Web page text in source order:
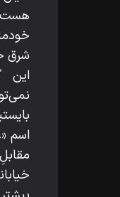
هست
شرق
اين
اسم